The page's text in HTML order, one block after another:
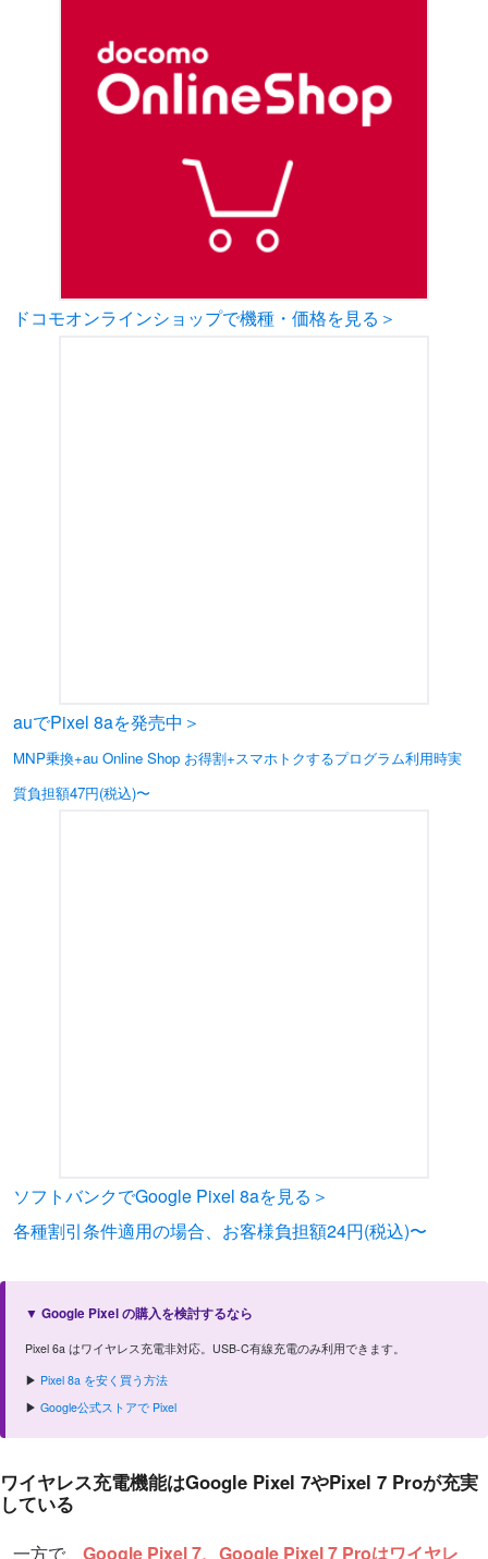
ドコモオンラインショップで機種・価格を見る＞
auでPixel 8aを発売中＞
MNP乗換+au Online Shop お得割+スマホトクするプログラム利用時実
質負担額47円(税込)〜
ソフトバンクでGoogle Pixel 8aを見る＞
各種割引条件適用の場合、お客様負担額24円(税込)〜
▼ Google Pixel の購入を検討するなら
Pixel 6a はワイヤレス充電非対応。USB-C有線充電のみ利用できます。
▶ Pixel 8a を安く買う方法
▶ Google公式ストアで Pixel
ワイヤレス充電機能はGoogle Pixel 7やPixel 7 Proが充実
している
一方で、 Google Pixel 7、Google Pixel 7 Proはワイヤレ